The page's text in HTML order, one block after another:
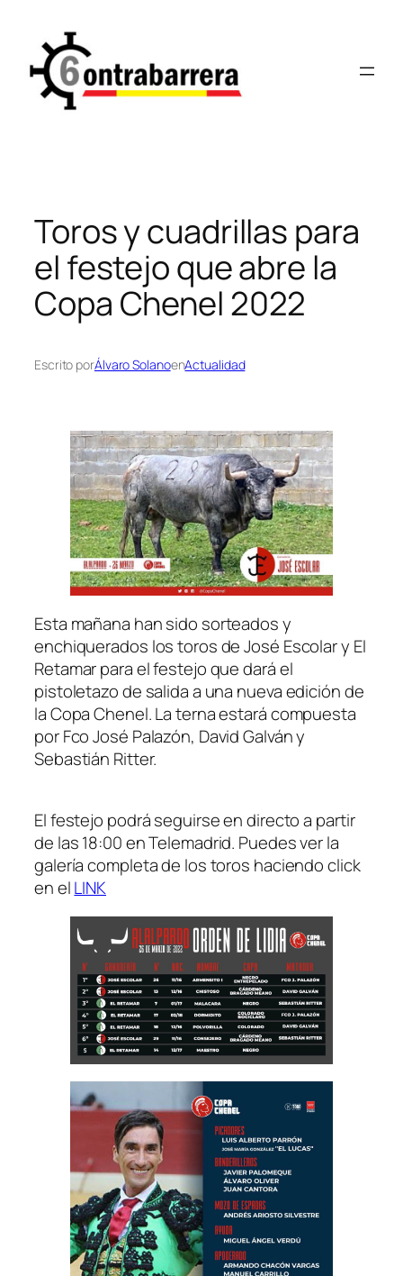
contenido
Toros y cuadrillas para
el festejo que abre la
Copa Chenel 2022
Escrito porÁlvaro SolanoenActualidad
Esta mañana han sido sorteados y
enchiquerados los toros de José Escolar y El
Retamar para el festejo que dará el
pistoletazo de salida a una nueva edición de
la Copa Chenel. La terna estará compuesta
por Fco José Palazón, David Galván y
Sebastián Ritter.
El festejo podrá seguirse en directo a partir
de las 18:00 en Telemadrid. Puedes ver la
galería completa de los toros haciendo click
en elLINK